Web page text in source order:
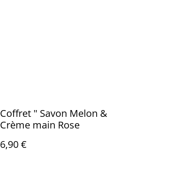
Coffret " Savon Melon &
Crème main Rose
6,90 €